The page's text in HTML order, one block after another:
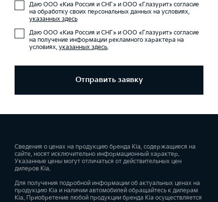
Даю ООО «Киа Россия и СНГ» и ООО «Глазурит» согласие
на обработку своих персональных данных на условиях,
указанных здесь
Даю ООО «Киа Россия и СНГ» и ООО «Глазурит» согласие
на получение информации рекламного характера на
условиях, указанных здесь.
Отправить заявку
Сведения о ценах на продукцию бренда Kia, содержащиеся на
сайте, носят исключительно информационный характер.
Указанные цены могут отличаться от действительных цен
дилеров Kia.
Для получения подробной информации об актуальных ценах на
продукцию Kia и наличии автомобилей обращайтесь к дилерам
Kia. Приобретение любой продукции бренда Kia осуществляется